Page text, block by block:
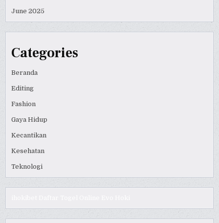
June 2025
Categories
Beranda
Editing
Fashion
Gaya Hidup
Kecantikan
Kesehatan
Teknologi